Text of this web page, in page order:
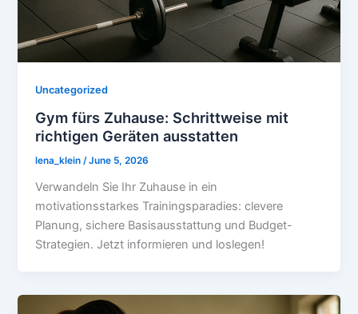
Uncategorized
Gym fürs Zuhause: Schrittweise mit
richtigen Geräten ausstatten
lena_klein/June 5, 2026
Verwandeln Sie Ihr Zuhause in ein
motivationsstarkes Trainingsparadies: clevere
Planung, sichere Basisausstattung und Budget-
Strategien. Jetzt informieren und loslegen!